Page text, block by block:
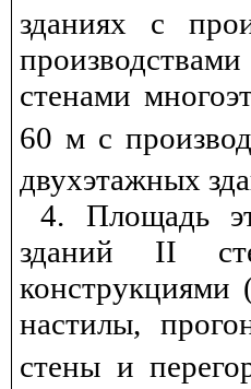
зданиях с
стенами
60 м с
двухэтажных
4. Площадь
зданий II
настилы,
стены и